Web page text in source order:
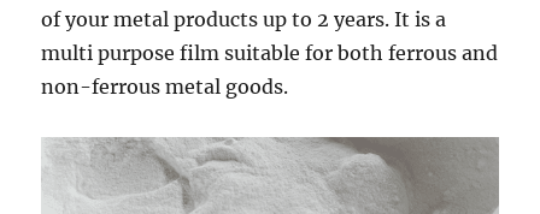
of your metal products up to 2 years. It is a
multi purpose film suitable for both ferrous and
non-ferrous metal goods.